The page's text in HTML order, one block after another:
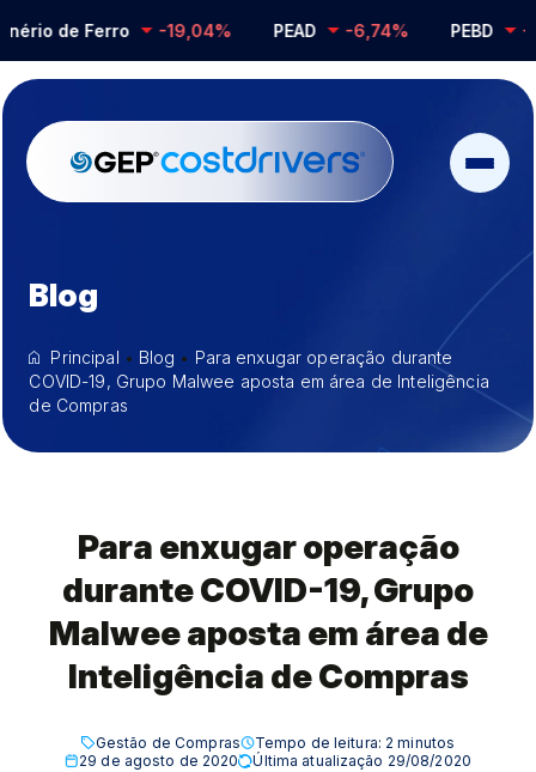
de Ferro -19,04% PEAD -6,74% PEBD -
Blog
Principal • Blog • Para enxugar operação durante
COVID-19, Grupo Malwee aposta em área de Inteligência
de Compras
Para enxugar operação
durante COVID-19, Grupo
Malwee aposta em área de
Inteligência de Compras
Gestão de Compras Tempo de leitura: 2 minutos
29 de agosto de 2020
Última atualização 29/08/2020